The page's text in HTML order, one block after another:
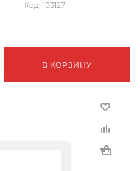
Код: 103127
В КОРЗИНУ